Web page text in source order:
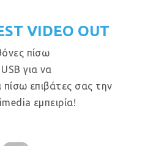
VIDEO OUT
πίσω
για να
πίσω επιβάτες σας την
εμπειρία!